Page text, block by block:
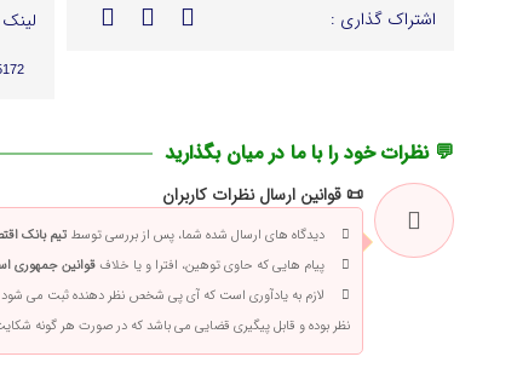
اشتراک گذاری :
💬 نظرات خود را با ما در میان بگذارید
📜 قوانین ارسال نظرات کاربران
دیدگاه های ارسال شده شما، پس از بررسی توسط تیم بانک
پیام هایی که حاوی توهین، افترا و یا خلاف قوانین جمهوری
لازم به یادآوری است که آی پی شخص نظر دهنده ثبت می شود
نظر بوده و قابل پیگیری قضایی می باشد که در صورت هر گونه